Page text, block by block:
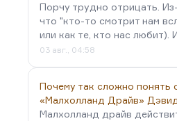
Порчу трудно отрицать.
что "кто-то смотрит нам
или как те, кто нас любит).
03 авг., 04:58
Почему так сложно понять
«Малхолланд Драйв»
Малхолланд драйв